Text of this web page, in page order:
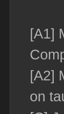
[A1]
[A2]
on